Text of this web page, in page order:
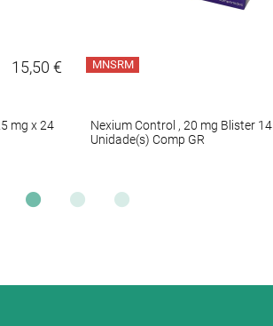
15,50 €
mg x 24
MNSRM
Nexium Control , 20 mg Blister 14
Unidade(s) Comp GR